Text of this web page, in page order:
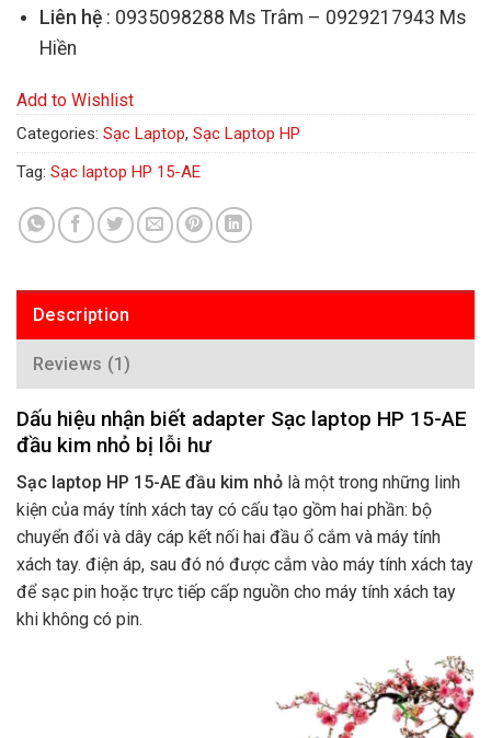
Liên hệ: 0935098288 Ms Trâm – 0929217943 Ms
Hiền
Add to Wishlist
Categories: Sạc Laptop, Sạc Laptop HP
Tag: Sạc laptop HP 15-AE
Description
Reviews (1)
Dấu hiệu nhận biết adapter Sạc laptop HP 15-AE
đầu kim nhỏ bị lỗi hư
Sạc laptop HP 15-AE đầu kim nhỏ là một trong những linh
kiện của máy tính xách tay có cấu tạo gồm hai phần: bộ
chuyển đổi và dây cáp kết nối hai đầu ổ cắm và máy tính
xách tay. điện áp, sau đó nó được cắm vào máy tính xách tay
để sạc pin hoặc trực tiếp cấp nguồn cho máy tính xách tay
khi không có pin.